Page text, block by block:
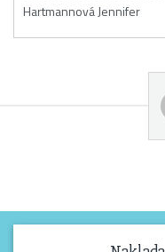
Hartmannová Jennifer